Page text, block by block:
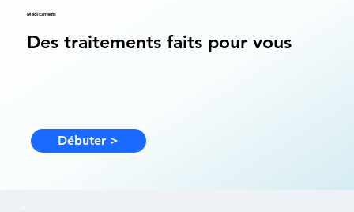
Médicaments
Des traitements faits pour vous
Débuter >